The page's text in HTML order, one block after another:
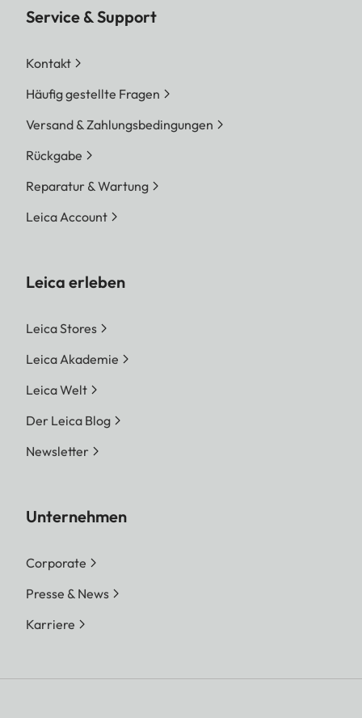
Service & Support
Kontakt
Häufig gestellte Fragen
Versand & Zahlungsbedingungen
Rückgabe
Reparatur & Wartung
Leica Account
Leica erleben
Leica Stores
Leica Akademie
Leica Welt
Der Leica Blog
Newsletter
Unternehmen
Corporate
Presse & News
Karriere